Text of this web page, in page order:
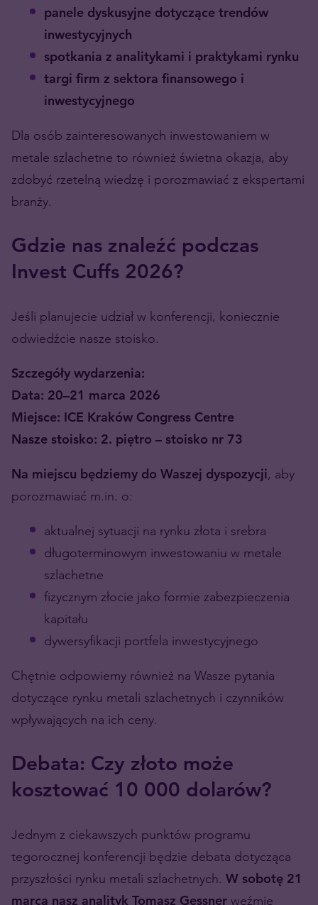
panele dyskusyjne dotyczące trendów
inwestycyjnych
spotkania z analitykami i praktykami rynku
targi firm z sektora finansowego i
inwestycyjnego
Dla osób zainteresowanych inwestowaniem w
metale szlachetne to również świetna okazja, aby
zdobyć rzetelną wiedzę i porozmawiać z ekspertami
branży.
Gdzie nas znaleźć podczas
Invest Cuffs 2026?
Jeśli planujecie udział w konferencji, koniecznie
odwiedźcie nasze stoisko.
Szczegóły wydarzenia:
Data: 20–21 marca 2026
Miejsce: ICE Kraków Congress Centre
Nasze stoisko: 2. piętro – stoisko nr 73
Na miejscu będziemy do Waszej dyspozycji, aby
porozmawiać m.in. o:
aktualnej sytuacji na rynku złota i srebra
długoterminowym inwestowaniu w metale
szlachetne
fizycznym złocie jako formie zabezpieczenia
kapitału
dywersyfikacji portfela inwestycyjnego
Chętnie odpowiemy również na Wasze pytania
dotyczące rynku metali szlachetnych i czynników
wpływających na ich ceny.
Debata: Czy złoto może
kosztować 10 000 dolarów?
Jednym z ciekawszych punktów programu
tegorocznej konferencji będzie debata dotycząca
przyszłości rynku metali szlachetnych. W sobotę 21
marca nasz analityk Tomasz Gessner weźmie